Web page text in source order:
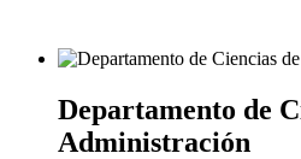
Departamento de
Administración